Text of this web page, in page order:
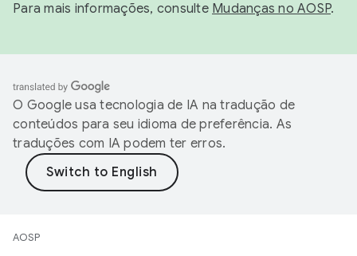
Para mais informações, consulte Mudanças no AOSP.
O Google usa tecnologia de IA na tradução de
conteúdos para seu idioma de preferência. As
traduções com IA podem ter erros.
AOSP